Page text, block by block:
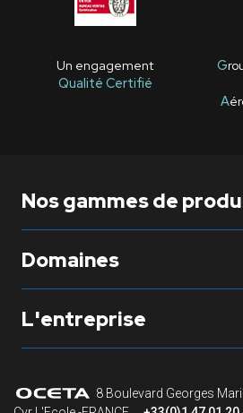
Un engagement
Qualité Certifié
G
A
Nos gammes de
Domaines
L'entreprise
8 Boulevard Georges